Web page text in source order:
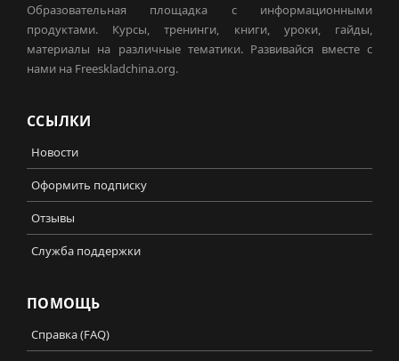
Образовательная площадка с информационными
продуктами. Курсы, тренинги, книги, уроки, гайды,
материалы на различные тематики. Развивайся вместе с
нами на Freeskladchina.org.
ССЫЛКИ
Новости
Оформить подписку
Отзывы
Служба поддержки
ПОМОЩЬ
Справка (FAQ)